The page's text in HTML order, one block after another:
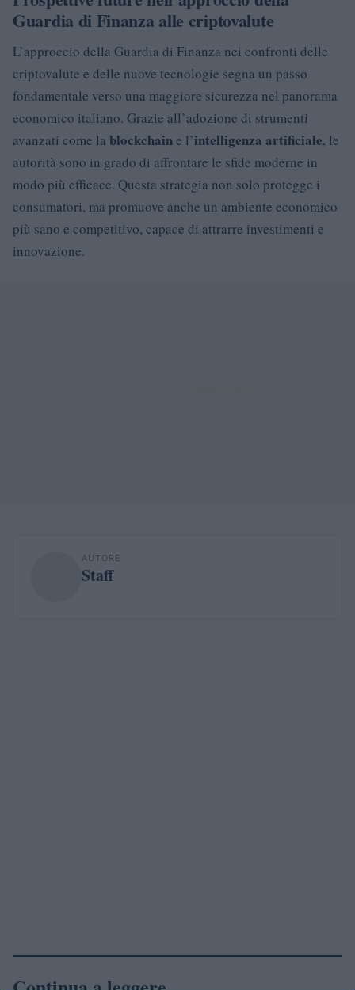
Guardia di Finanza alle criptovalute
L’approccio della Guardia di Finanza nei confronti delle
criptovalute e delle nuove tecnologie segna un passo
fondamentale verso una maggiore sicurezza nel panorama
economico italiano. Grazie all’adozione di strumenti
avanzati come la blockchaine l’intelligenza artificiale, le
autorità sono in grado di affrontare le sfide moderne in
modo più efficace. Questa strategia non solo protegge i
consumatori, ma promuove anche un ambiente economico
più sano e competitivo, capace di attrarre investimenti e
innovazione.
AUTORE
Staff